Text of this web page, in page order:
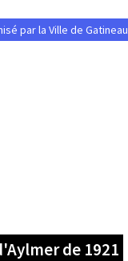
par la Ville de Gatineau
de 1921